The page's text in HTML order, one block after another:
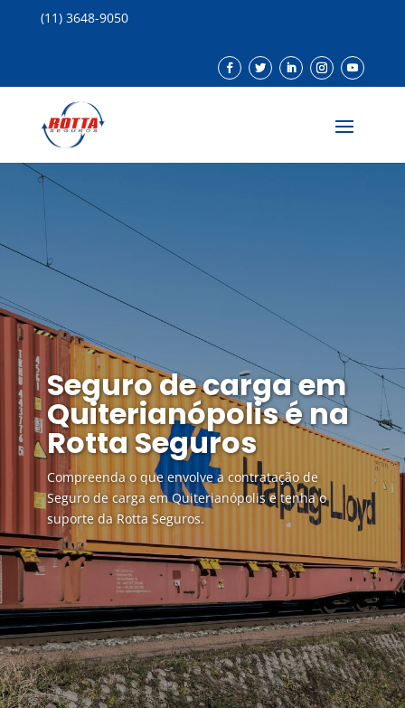
(11) 3648-9050
Seguro de carga em
Quiterianópolis é na
Rotta Seguros
Compreenda o que envolve a contratação de
Seguro de carga em Quiterianópolis e tenha o
suporte da Rotta Seguros.